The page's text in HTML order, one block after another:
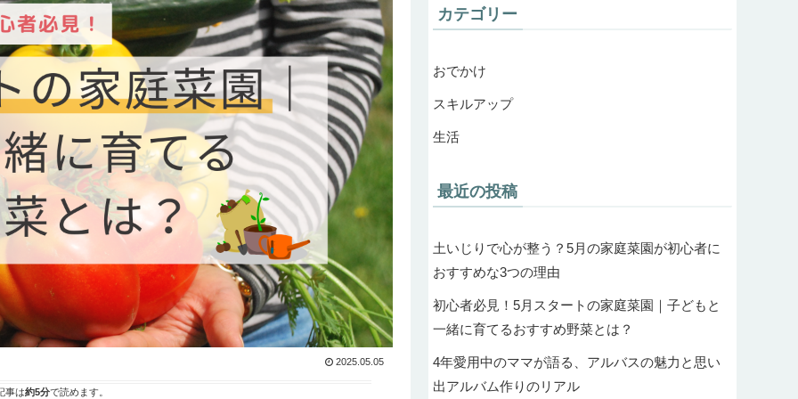
2025.05.05
事は約5分で読めます。
カテゴリー
おでかけ
スキルアップ
生活
最近の投稿
土いじりで心が整う？5月の家庭菜園が初心者に
おすすめな3つの理由
初心者必見！5月スタートの家庭菜園｜子どもと
一緒に育てるおすすめ野菜とは？
4年愛用中のママが語る、アルバスの魅力と思い
出アルバム作りのリアル